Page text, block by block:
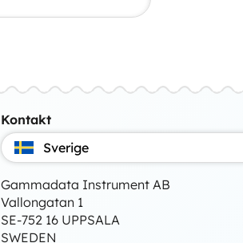
Kontakt
Sverige
Gammadata Instrument AB
Vallongatan 1
SE-752 16 UPPSALA
SWEDEN